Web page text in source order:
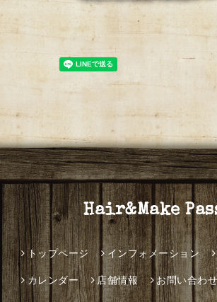
Hair&Make
トップページ インフォメーション
カレンダー 店舗情報 お問い合わせ